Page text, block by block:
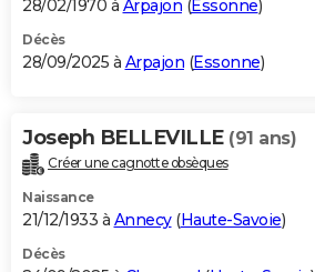
28/02/1970 à Arpajon (Essonne)
Décès
28/09/2025 à Arpajon (Essonne)
Joseph BELLEVILLE (91 ans)
Créer une cagnotte obsèques
Naissance
21/12/1933 à Annecy(Haute-Savoie)
Décès